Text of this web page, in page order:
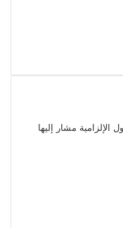
الإلزامية مشار إليها